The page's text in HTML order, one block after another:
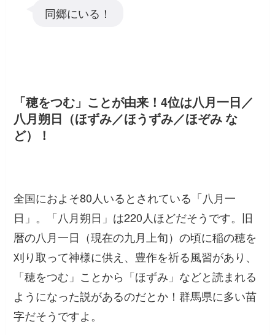
同郷にいる！
「穂をつむ」ことが由来！4位は八月一日／
八月朔日（ほずみ／ほうずみ／ほぞみ な
ど）！
全国におよそ80人いるとされている「八月一
日」。「八月朔日」は220人ほどだそうです。旧
暦の八月一日（現在の九月上旬）の頃に稲の穂を
刈り取って神様に供え、豊作を祈る風習があり、
「穂をつむ」ことから「ほずみ」などと読まれる
ようになった説があるのだとか！群馬県に多い苗
字だそうですよ。